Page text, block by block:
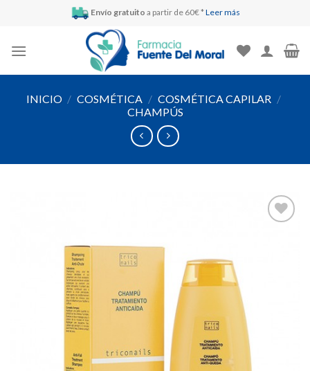
Envío gratuito a partir de 60€ * Leer más
INICIO / COSMÉTICA / COSMÉTICA CAPILAR /
CHAMPÚS